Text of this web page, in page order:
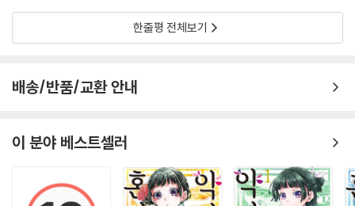
한줄평 전체보기
배송/반품/교환 안내
이 분야 베스트셀러